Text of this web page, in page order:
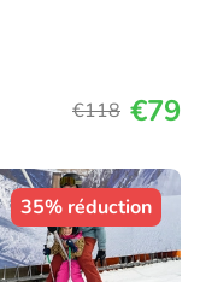
€118 €79
35% réduction